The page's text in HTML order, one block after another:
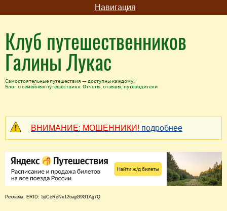
Навигация
Клуб путешественников
Галины Лукас
Самостоятельные путешествия — доступны каждому!
Блог о семейных путешествиях. Отчеты, отзывы, путеводители
ВНИМАНИЕ: МОШЕННИКИ! подробнее
Реклама. ERID: 5jtCeReNx12oajjG9G1Ag7Q